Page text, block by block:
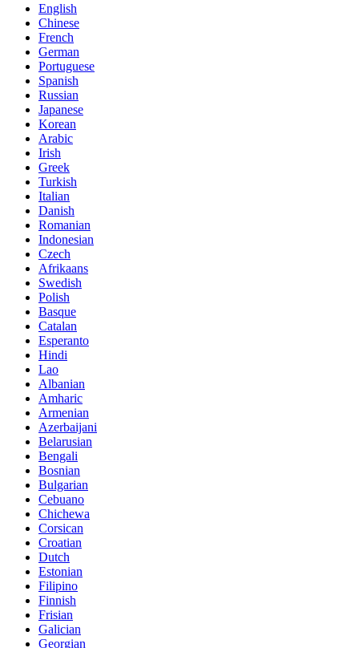
English
Chinese
French
German
Portuguese
Spanish
Russian
Japanese
Korean
Arabic
Irish
Greek
Turkish
Italian
Danish
Romanian
Indonesian
Czech
Afrikaans
Swedish
Polish
Basque
Catalan
Esperanto
Hindi
Lao
Albanian
Amharic
Armenian
Azerbaijani
Belarusian
Bengali
Bosnian
Bulgarian
Cebuano
Chichewa
Corsican
Croatian
Dutch
Estonian
Filipino
Finnish
Frisian
Galician
Georgian